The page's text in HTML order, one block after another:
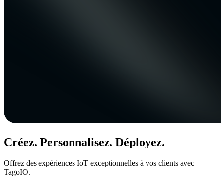
Créez. Personnalisez. Déployez.
Offrez des expériences IoT exceptionnelles à vos clients avec
TagoIO.